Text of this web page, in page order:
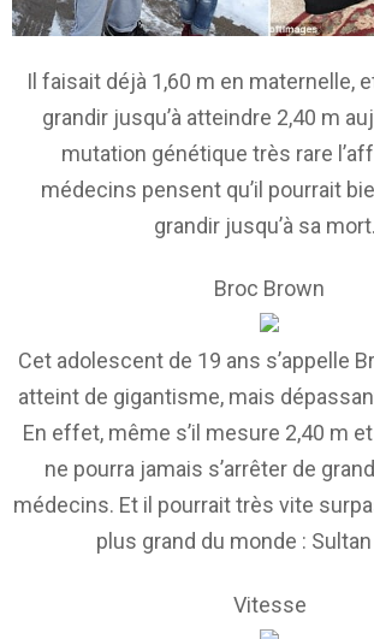
Il faisait déjà 1,60 m en maternelle,
grandir jusqu’à atteindre 2,40 m
mutation génétique très rare
médecins pensent qu’il pourrait
grandir jusqu’à sa
Broc Brown
Cet adolescent de 19 ans s’appelle
atteint de gigantisme, mais
En effet, même s’il mesure 2,40 m et
ne pourra jamais s’arrêter de
médecins. Et il pourrait très vite
plus grand du monde :
Vitesse